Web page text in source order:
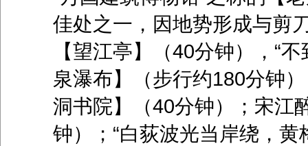
佳处之一，因地势形成与剪
【望江亭】（40分钟），“
泉瀑布】（步行约180分钟
洞书院】（40分钟）；宋江
钟）；“白荻波光当岸绕，